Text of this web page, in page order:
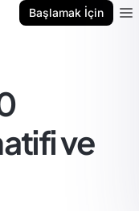
Başlamak İçin
ve